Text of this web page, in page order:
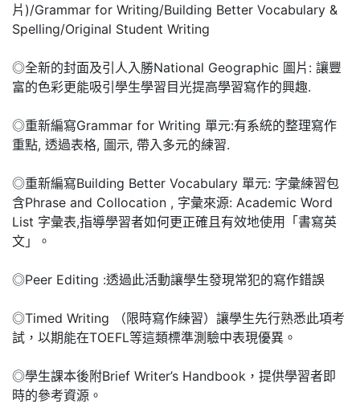
片)/Grammar for Writing/Building Better Vocabulary &
Spelling/Original Student Writing
◎全新的封面及引人入勝National Geographic 圖片: 讓豐
富的色彩更能吸引學生學習目光提高學習寫作的興趣.
◎重新編寫Grammar for Writing 單元:有系統的整理寫作
重點, 透過表格, 圖示, 帶入多元的練習.
◎重新編寫Building Better Vocabulary 單元: 字彙練習包
含Phrase and Collocation , 字彙來源: Academic Word
List 字彙表,指導學習者如何更正確且有效地使用「書寫英
文」。
◎Peer Editing :透過此活動讓學生發現常犯的寫作錯誤
◎Timed Writing （限時寫作練習）讓學生先行熟悉此項考
試，以期能在TOEFL等這類標準測驗中表現優異。
◎學生課本後附Brief Writer’s Handbook，提供學習者即
時的參考資源。